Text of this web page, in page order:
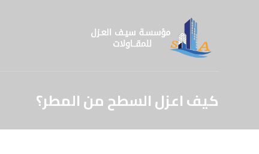
كيف اعزل السطح من المطر؟